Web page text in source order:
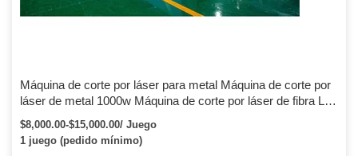
Máquina de corte por láser para metal Máquina de corte por
láser de metal 1000w Máquina de corte por láser de fibra LF-
3015E 500w 1000w para acero inoxidable Acero al carbono
Hierro Metal
$8,000.00-$15,000.00/ Juego
1 juego (pedido mínimo)